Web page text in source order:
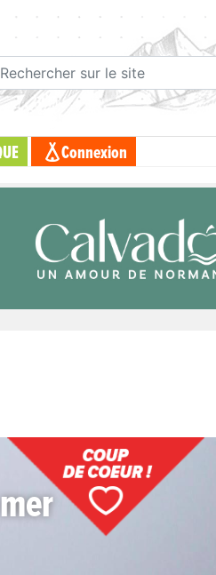
Connexion